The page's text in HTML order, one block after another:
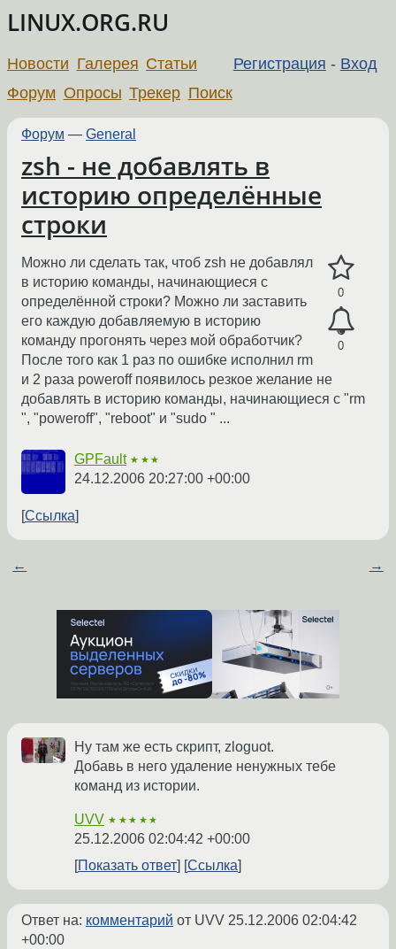
LINUX.ORG.RU
Регистрация - Вход
Новости Галерея Статьи
Форум Опросы Трекер Поиск
Форум — General
zsh - не добавлять в
историю определённые
строки
0
0
Можно ли сделать так, чтоб zsh не добавлял
в историю команды, начинающиеся с
определённой строки? Можно ли заставить
его каждую добавляемую в историю
команду прогонять через мой обработчик?
После того как 1 раз по ошибке исполнил rm
и 2 раза poweroff появилось резкое желание не
добавлять в историю команды, начинающиеся с "rm
", "poweroff", "reboot" и "sudo " ...
GPFault ★★★
24.12.2006 20:27:00 +00:00
Ссылка
← →
Ну там же есть скрипт, zloguot.
Добавь в него удаление ненужных тебе
команд из истории.
UVV ★★★★★
25.12.2006 02:04:42 +00:00
Показать ответ
Ссылка
Ответ на: комментарий от UVV 25.12.2006 02:04:42
+00:00